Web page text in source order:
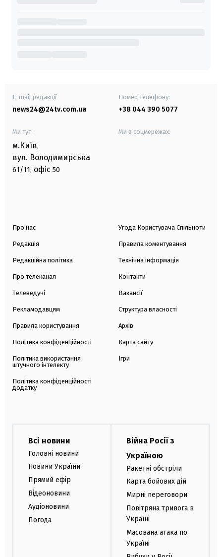
E-mail редакції
news24@24tv.com.ua
Номер телефону:
+38 044 390 5077
Ми тут:
м.Київ,
вул. Володимирська
61/11, офіс 50
Ми в соцмережах:
Про нас
Редакція
Редакційна політика
Про телеканал
Телеведучі
Рекламодавцям
Правила користування
Політика конфіденційності
Політика використання
штучного інтелекту
Політика конфіденційності
додатку
Угода Користувача Спільноти
Правила коментування
Технічна інформація
Контакти
Вакансії
Структура власності
Архів
Карта сайту
Ігри
Всі новини
Головні новини
Новини України
Прямий ефір
Відеоновини
Аудіоновини
Погода
Війна Росії з
Україною
Ракетні обстріли
Карта бойових дій
Мирні переговори
Повітряна тривога в
Україні
Масована атака по
Україні